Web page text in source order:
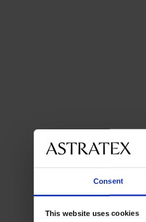
Consent
This website uses cookies